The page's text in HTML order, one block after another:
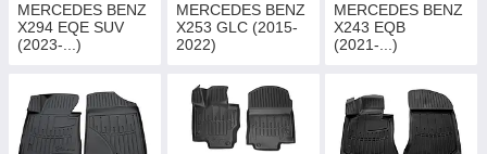
MERCEDES BENZ
X294 EQE SUV
(2023-...)
MERCEDES BENZ
X253 GLC (2015-
2022)
MERCEDES BENZ
X243 EQB
(2021-...)